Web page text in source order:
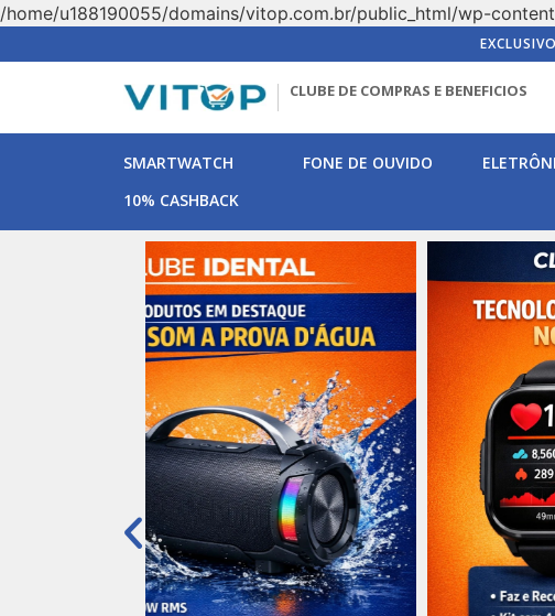
/home/u188190055/domains/vitop.com.br/public_html/wp-
CLUBE DE COMPRAS E BENEFICIOS
SMARTWATCH FONE DE OUVIDO
10% CASHBACK